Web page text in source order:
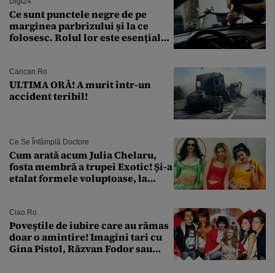
Ce sunt punctele negre de pe
marginea parbrizului și la ce
folosesc. Rolul lor este esențial
Cancan.ro
ULTIMA ORĂ! A murit într-un
accident teribil!
Ce Se Întâmplă Doctore
Cum arată acum Julia Chelaru,
fosta membră a trupei Exotic! Și-a
etalat formele voluptoase, la
Ciao.ro
Poveştile de iubire care au rămas
doar o amintire! Imagini tari cu
Gina Pistol, Răzvan Fodor sau